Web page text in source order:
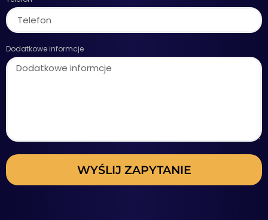
Dodatkowe informcje
WYŚLIJ ZAPYTANIE